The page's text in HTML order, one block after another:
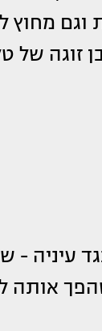
וגם מחוץ
של
-
אותה